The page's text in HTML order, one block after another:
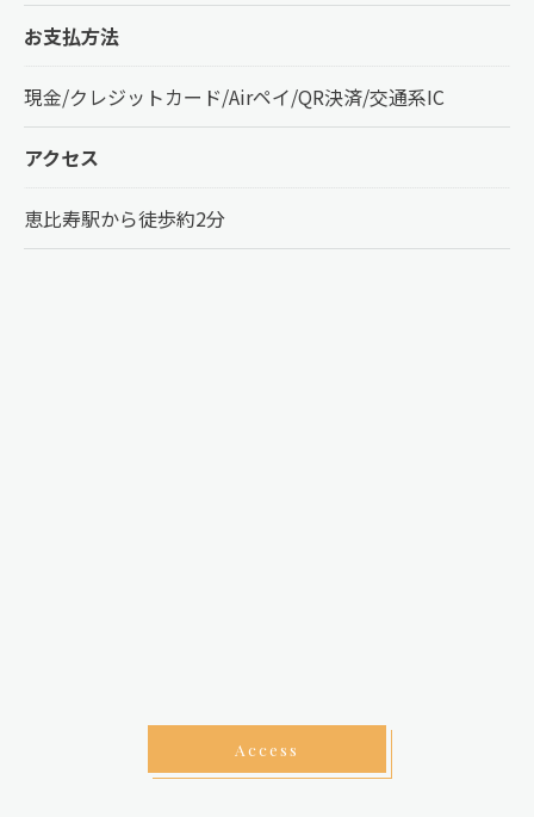
お支払方法
現金/クレジットカード/Airペイ/QR決済/交通系IC
アクセス
恵比寿駅から徒歩約2分
Access